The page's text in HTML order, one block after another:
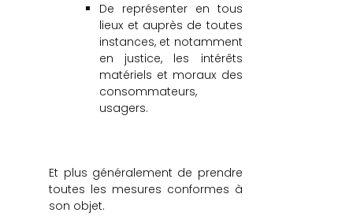
De représenter en tous
lieux et auprès de toutes
instances, et notamment
en justice, les intérêts
matériels et moraux des
consommateurs,
usagers.
Et plus généralement de prendre
toutes les mesures conformes à
son objet.